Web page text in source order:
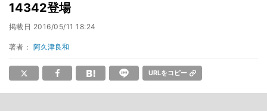
14342登場
掲載日 2016/05/11 18:24
著者： 阿久津良和
URLをコピー